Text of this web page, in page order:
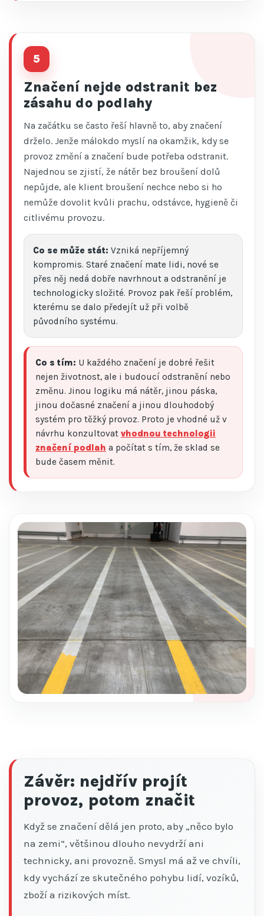
5
Značení nejde odstranit bez
zásahu do podlahy
Na začátku se často řeší hlavně to, aby značení
drželo. Jenže málokdo myslí na okamžik, kdy se
provoz změní a značení bude potřeba odstranit.
Najednou se zjistí, že nátěr bez broušení dolů
nepůjde, ale klient broušení nechce nebo si ho
nemůže dovolit kvůli prachu, odstávce, hygieně či
citlivému provozu.
Co se může stát: Vzniká nepříjemný
kompromis. Staré značení mate lidi, nové se
přes něj nedá dobře navrhnout a odstranění je
technologicky složité. Provoz pak řeší problém,
kterému se dalo předejít už při volbě
původního systému.
Co s tím: U každého značení je dobré řešit
nejen životnost, ale i budoucí odstranění nebo
změnu. Jinou logiku má nátěr, jinou páska,
jinou dočasné značení a jinou dlouhodobý
systém pro těžký provoz. Proto je vhodné už v
návrhu konzultovat vhodnou technologii
značení podlah a počítat s tím, že sklad se
bude časem měnit.
Závěr: nejdřív projít
provoz, potom značit
Když se značení dělá jen proto, aby „něco bylo
na zemi“, většinou dlouho nevydrží ani
technicky, ani provozně. Smysl má až ve chvíli,
kdy vychází ze skutečného pohybu lidí, vozíků,
zboží a rizikových míst.